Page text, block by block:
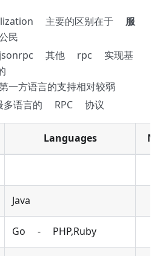
主要的区别在于 服
民
其他 rpc 实现基
方语言的支持相对较弱
多语言的 RPC 协议
Languages
Java
Go - PHP,Ruby